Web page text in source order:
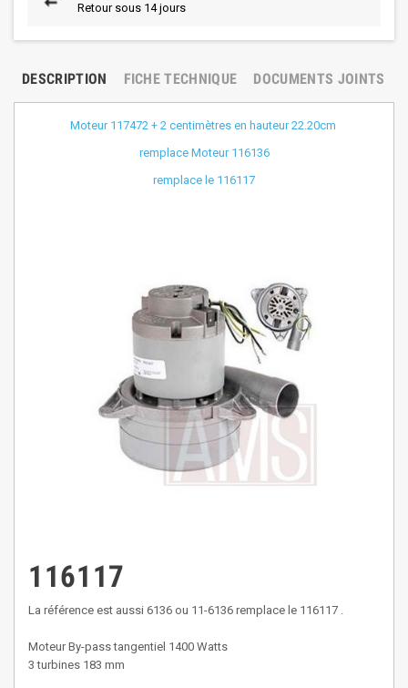
Retour sous 14 jours
DESCRIPTION FICHE TECHNIQUE DOCUMENTS JOINTS
Moteur 117472 + 2 centimètres en hauteur 22.20cm
remplace Moteur 116136
remplace le 116117
116117
La référence est aussi 6136 ou 11-6136 remplace le 116117 .
Moteur By-pass tangentiel 1400 Watts
3 turbines 183 mm